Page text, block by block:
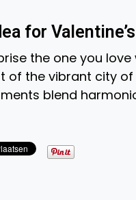
for
the one you
of the vibrant city
blend